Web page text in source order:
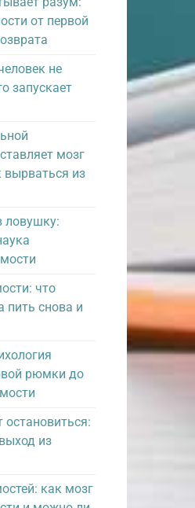
от первой
не
запускает
мозг
вырваться из
ловушку:
что
пить снова и
рюмки до
остановиться:
из
как мозг